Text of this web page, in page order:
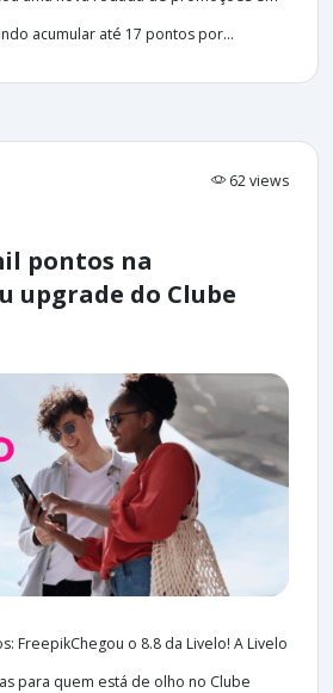
acumular até 17 pontos por...
62 views
pontos na
upgrade do Clube
FreepikChegou o 8.8 da Livelo! A Livelo
para quem está de olho no Clube